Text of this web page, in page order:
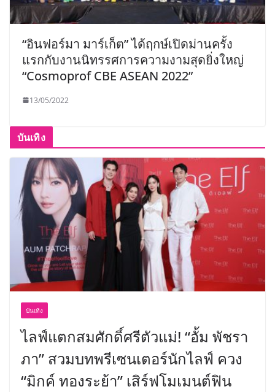
“อินฟอร์มา มาร์เก็ต” ได้ฤกษ์เปิดม่านครั้ง
แรกกับงานนิทรรศการความงามสุดยิ่งใหญ่
“Cosmoprof CBE ASEAN 2022”
13/05/2022
บันเทิง
บันเทิง
ไลฟ์แตกสมศักดิ์ศรีตัวแม่! “อั้ม พัชรา
ภา” สวมบทพรีเซนเตอร์นักไลฟ์ ควง
“มิกค์ ทองระย้า” เสิร์ฟโมเมนต์ฟิน